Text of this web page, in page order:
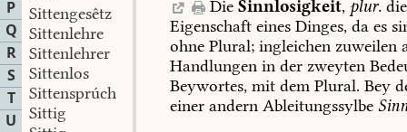
P
Q
R
S
T
U
Sittengesêtz
Sittenlehre
Sittenlehrer
Sittenlos
Sittensprúch
Sittig
Die Sinnlosigkeit, plur.die
Eigenschaft eines Dinges, da es
ohne Plural; ingleichen zuweilen
Handlungen in der zweyten
Beywortes, mit dem Plural. Bey
einer andern Ableitungssylbe